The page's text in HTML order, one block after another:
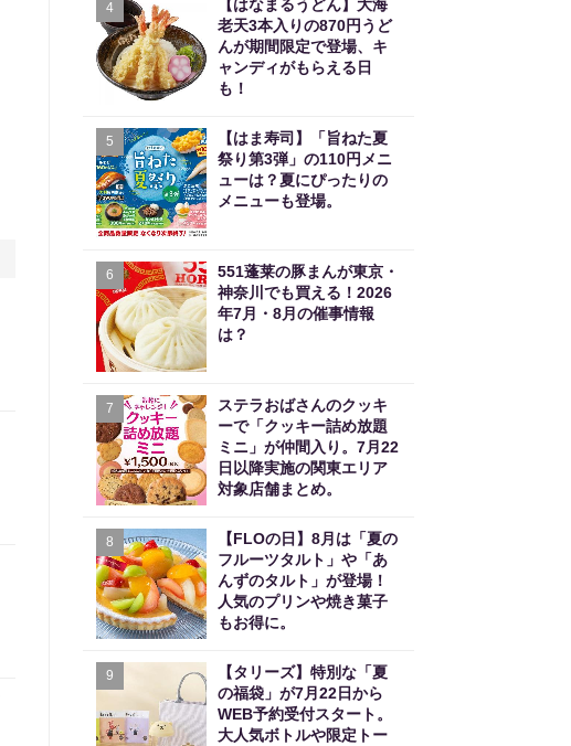
4
【はなまるうどん】大海
老天3本入りの870円うど
んが期間限定で登場、キ
ャンディがもらえる日
も！
5
【はま寿司】「旨ねた夏
祭り第3弾」の110円メニ
ューは？夏にぴったりの
メニューも登場。
6
551蓬莱の豚まんが東京・
神奈川でも買える！2026
年7月・8月の催事情報
は？
7
ステラおばさんのクッキ
ーで「クッキー詰め放題
ミニ」が仲間入り。7月22
日以降実施の関東エリア
対象店舗まとめ。
8
【FLOの日】8月は「夏の
フルーツタルト」や「あ
んずのタルト」が登場！
人気のプリンや焼き菓子
もお得に。
9
【タリーズ】特別な「夏
の福袋」が7月22日から
WEB予約受付スタート。
大人気ボトルや限定トー